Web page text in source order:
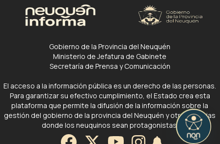
Gobierno de la Provincia del Neuquén
Ministerio de Jefatura de Gabinete
Secretaría de Prensa y Comunicación
El acceso a la información pública es un derecho de las personas.
Para garantizar su efectivo cumplimiento, el Estado crea esta
plataforma que permite la difusión de la información sobre la
gestión del gobierno de la provincia del Neuquén y otras noticias
donde los neuquinos sean protagonistas.